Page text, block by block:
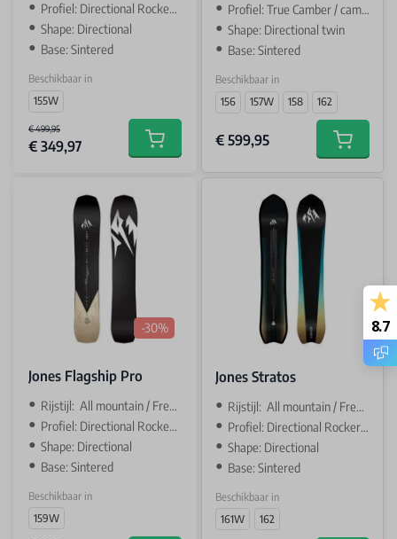
Profiel: Directional Rocker / camber
Shape: Directional
Base: Sintered
Beschikbaar in
155W
€ 499,95
€ 349,97 Add to cart
Profiel: True Camber / camber
Shape: Directional twin
Base: Sintered
Beschikbaar in
156
157W 158 162
€ 599,95 Add to
-30%
Jones Flagship Pro
Rijstijl: All mountain / Freeride
Profiel: Directional Rocker / Camber
Shape: Directional
Base: Sintered
Beschikbaar in
159W
Jones Stratos
Rijstijl: All mountain / Freeride
Profiel: Directional Rocker / Camber
Shape: Directional
Base: Sintered
Beschikbaar in
161W
162
8.7